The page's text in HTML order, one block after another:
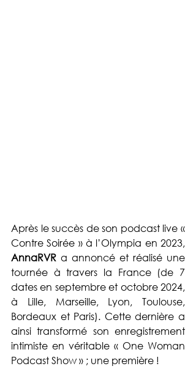
Après le succès de son podcast live «
AnnaRVR a annoncé et réalisé une
tournée à travers la France (de 7
dates en septembre et octobre 2024,
à Lille, Marseille, Lyon, Toulouse,
Bordeaux et Paris). Cette dernière a
ainsi transformé son enregistrement
intimiste en véritable « One Woman
Podcast Show » ; une première !